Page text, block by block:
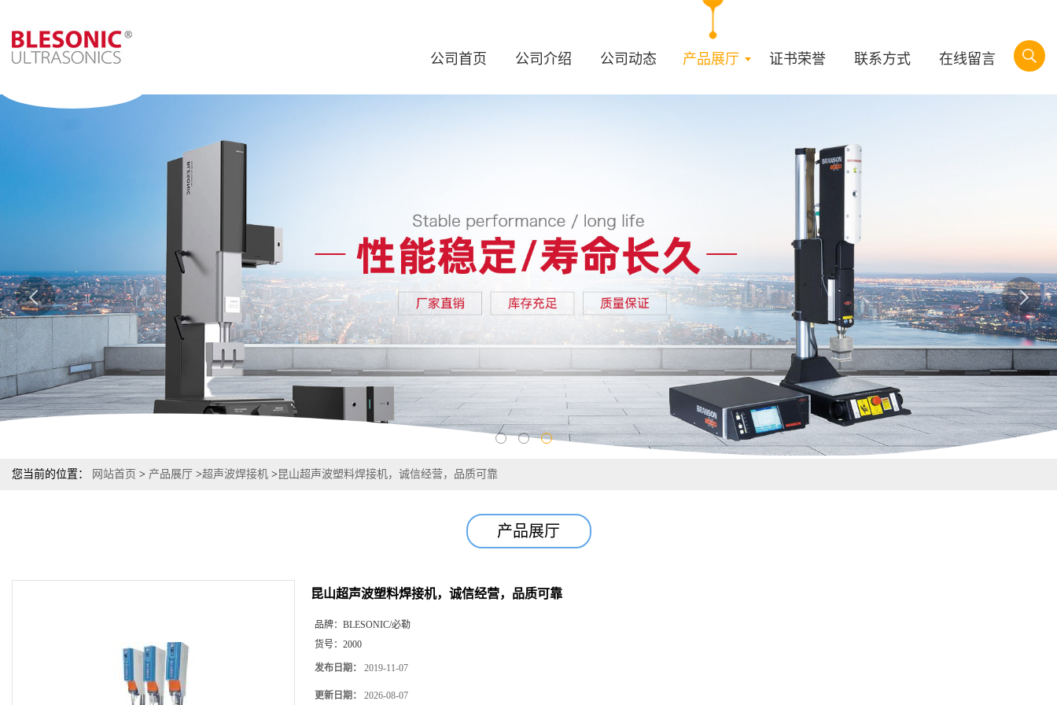
公司首页 公司介绍 公司动态 产品展厅 证书荣誉 联系方式 在线留言
您当前的位置： 网站首页 > 产品展厅 >超声波焊接机 > 昆山超声波塑料焊接机，诚信经营，品质可靠
产品展厅
昆山超声波塑料焊接机，诚信经营，品质可靠
品牌： BLESONIC/必勒
货号： 2000
发布日期： 2019-11-07
更新日期： 2026-08-07